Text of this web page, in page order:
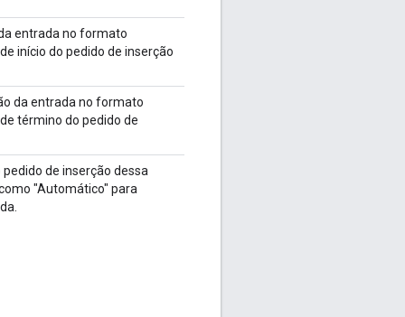
entrada no formato
início do pedido de inserção
da entrada no formato
término do pedido de
de inserção dessa
"Automático" para